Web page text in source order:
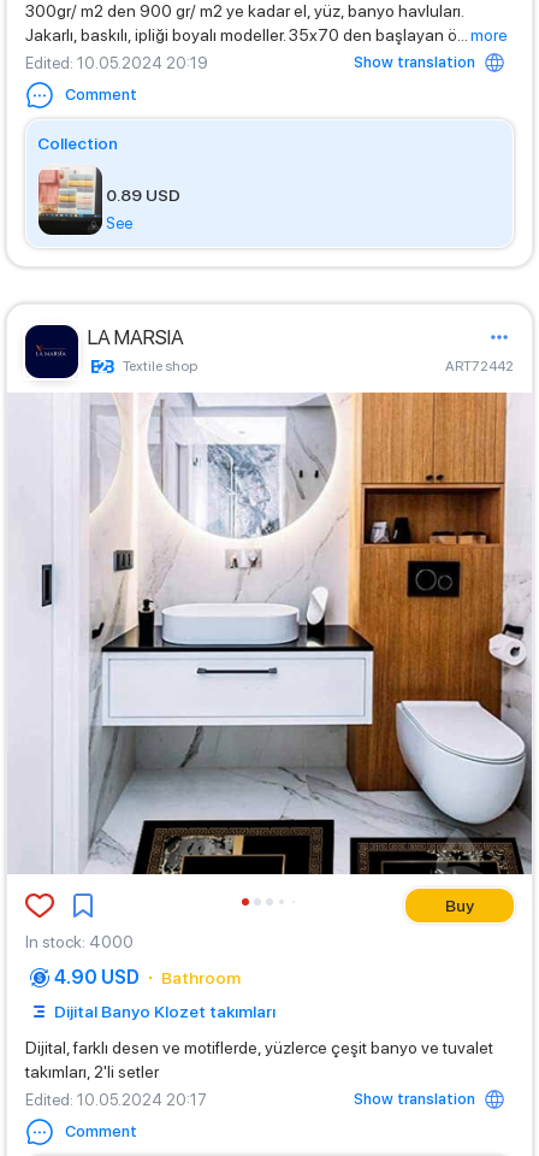
300gr/ m2 den 900 gr/ m2 ye kadar el, yüz, banyo havluları.
Jakarlı, baskılı, ipliği boyalı modeller. 35x70 den başlayan ö
more
Edited: 10.05.2024 20:19
Show translation
Comment
Collection
0.89 USD
See
LA MARSIA
Textile shop ART72442
Buy
In stock: 4000
4.90 USD
Bathroom
Dijital Banyo Klozet takımları
Dijital, farklı desen ve motiflerde, yüzlerce çeşit banyo ve tuvalet
takımları, 2'li setler
Edited: 10.05.2024 20:17
Show translation
Comment